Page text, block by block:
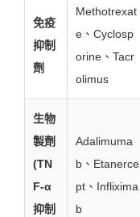
免疫
抑制
劑
Methotrexat
e、Cyclosp
orine、Tacr
olimus
生物
製劑
(TN
F-α
抑制
Adalimuma
b、Etanerce
pt、Inflixima
b